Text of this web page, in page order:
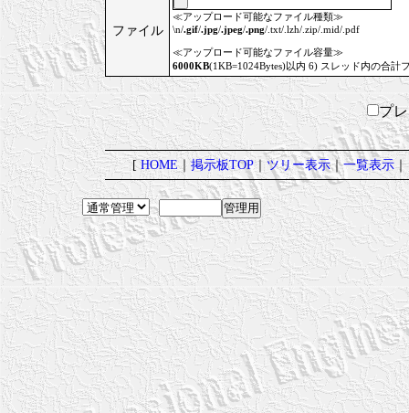
ファイル
≪アップロード可能なファイル種類≫
\n/.gif/.jpg/.jpeg/.png/.txt/.lzh/.zip/.mid/.pdf
≪アップロード可能なファイル容量≫
6000KB(1KB=1024Bytes)以内 6) スレッド内の合計
プ
[HOME｜掲示板TOP｜ツリー表示｜一覧表示｜